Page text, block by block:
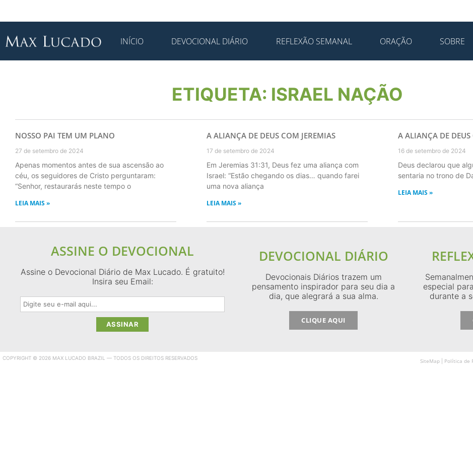
INÍCIO DEVOCIONAL DIÁRIO REFLEXÃO SEMANAL ORAÇÃO SOBRE
ETIQUETA: ISRAEL NAÇÃO
NOSSO PAI TEM UM PLANO
27 de setembro de 2024
Apenas momentos antes de sua ascensão ao
céu, os seguidores de Cristo perguntaram:
“Senhor, restaurarás neste tempo o
LEIA MAIS »
A ALIANÇA DE DEUS COM JEREMIAS
17 de setembro de 2024
Em Jeremias 31:31, Deus fez uma aliança com
Israel: “Estão chegando os dias… quando farei
uma nova aliança
LEIA MAIS »
A ALIANÇA DE
16 de setembro de 2024
Deus declarou que
sentaria no trono de
LEIA MAIS »
ASSINE O DEVOCIONAL
Assine o Devocional Diário de Max Lucado. É gratuito!
Insira seu Email:
DEVOCIONAL DIÁRIO
Devocionais Diários trazem um
pensamento inspirador para seu dia a
dia, que alegrará a sua alma.
CLIQUE AQUI
especial
durante a
COPYRIGHT © 2026 MAX LUCADO BRAZIL — TODOS OS DIREITOS RESERVADOS SiteMap Política de